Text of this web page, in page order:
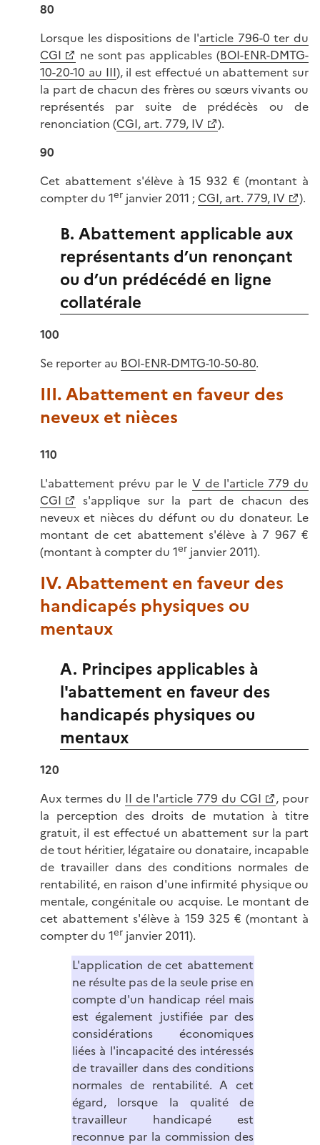
80
Lorsque les dispositions de l'article 796-0 ter du
CGI
ne sont pas applicables (BOI-ENR-DMTG-
10-20-10 au III), il est effectué un abattement sur
la part de chacun des frères ou sœurs vivants ou
représentés par suite de prédécès ou de
renonciation (CGI, art. 779, IV
).
90
Cet abattement s'élève à 15 932 € (montant à
compter du 1er janvier 2011 ; CGI, art. 779, IV ).
B. Abattement applicable aux
représentants d’un renonçant
ou d’un prédécédé en ligne
collatérale
100
Se reporter au BOI-ENR-DMTG-10-50-80.
III. Abattement en faveur des
neveux et nièces
110
L'abattement prévu par le V de l'article 779 du
CGI
s'applique sur la part de chacun des
neveux et nièces du défunt ou du donateur. Le
montant de cet abattement s'élève à 7 967 €
(montant à compter du 1er janvier 2011).
IV. Abattement en faveur des
handicapés physiques ou
mentaux
A. Principes applicables à
l'abattement en faveur des
handicapés physiques ou
mentaux
120
Aux termes du II de l'article 779 du CGI
, pour
la perception des droits de mutation à titre
gratuit, il est effectué un abattement sur la part
de tout héritier, légataire ou donataire, incapable
de travailler dans des conditions normales de
rentabilité, en raison d'une infirmité physique ou
mentale, congénitale ou acquise. Le montant de
cet abattement s'élève à 159 325 € (montant à
compter du 1er janvier 2011).
L'application de cet abattement
ne résulte pas de la seule prise en
compte d'un handicap réel mais
est également justifiée par des
considérations économiques
liées à l'incapacité des intéressés
de travailler dans des conditions
normales de rentabilité. A cet
égard, lorsque la qualité de
travailleur handicapé est
reconnue par la commission des